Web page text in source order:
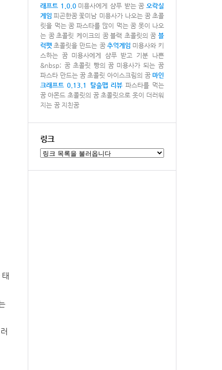
래프트 1.0.0 미용사에게 샴푸 받는 꿈 오락실
게임 피곤한꿈 꽃미남 미용사가 나오는 꿈 초콜
릿을 먹는 꿈 파스타를 많이 먹는 꿈 못이 나오
는 꿈 초콜릿 케이크의 꿈 블랙 초콜릿의 꿈 블
럭펫 초콜릿을 만드는 꿈 추억게임 미용사와 키
스하는 꿈 미용사에게 샴푸 받고 기분 나쁜
&nbsp; 꿈 초콜릿 빵의 꿈 미용사가 되는 꿈
파스타 만드는 꿈 초콜릿 아이스크림의 꿈 마인
크래프트 0.13.1 탈출맵 리뷰 파스타를 먹는
꿈 아몬드 초콜릿의 꿈 초콜릿으로 옷이 더러워
지는 꿈 지친꿈
링크